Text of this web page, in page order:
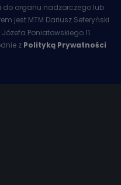
do organu nadzorczego lub
jest MTM Dariusz Seferyński
Poniatowskiego 11.
z Polityką Prywatności